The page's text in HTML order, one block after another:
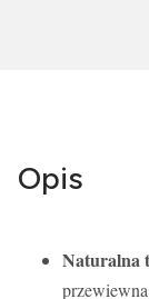
Opis
Naturalna